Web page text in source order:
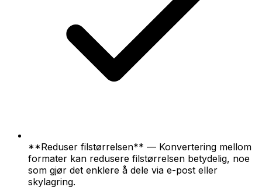
**Reduser filstørrelsen** — Konvertering mellom
formater kan redusere filstørrelsen betydelig, noe
som gjør det enklere å dele via e-post eller
skylagring.